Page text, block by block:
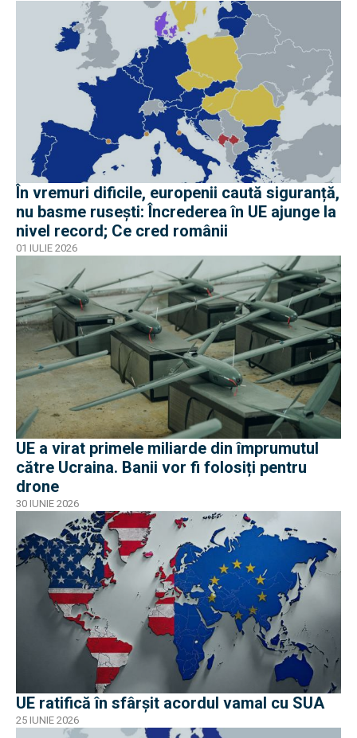
În vremuri dificile, europenii caută siguranță,
nu basme rusești: Încrederea în UE ajunge la
nivel record; Ce cred românii
01 IULIE 2026
UE a virat primele miliarde din împrumutul
către Ucraina. Banii vor fi folosiți pentru
drone
30 IUNIE 2026
UE ratifică în sfârșit acordul vamal cu SUA
25 IUNIE 2026